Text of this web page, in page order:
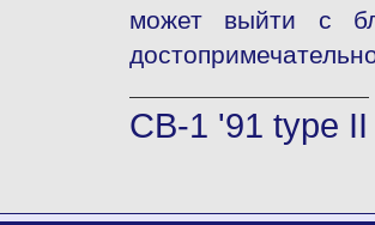
может выйти с
CB-1 '91 type